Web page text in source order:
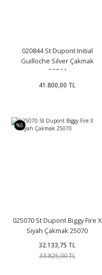
020844 St Dupont Initial
Guilloche Silver Çakmak
20844
41.800,00 TL
%5
025070 St Dupont Biggy Fire X
Siyah Çakmak 25070
32.133,75 TL
33.825,00 TL